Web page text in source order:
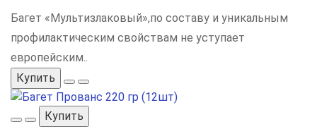
Багет «Мультизлаковый»,по составу и уникальным
профилактическим свойствам не уступает
европейским..
Купить
Купить